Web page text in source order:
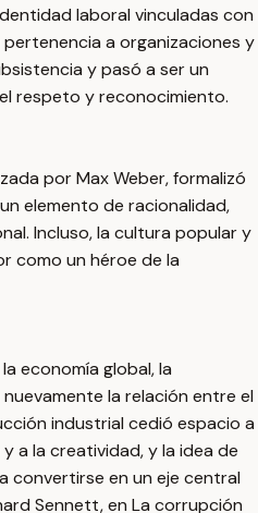
laboral vinculadas con
a organizaciones y
y pasó a ser un
respeto y reconocimiento.
por Max Weber, formalizó
elemento de racionalidad,
Incluso, la cultura popular y
como un héroe de la
economía global, la
la relación entre el
industrial cedió espacio a
a la creatividad, y la idea de
convertirse en un eje central
Sennett, en La corrupción